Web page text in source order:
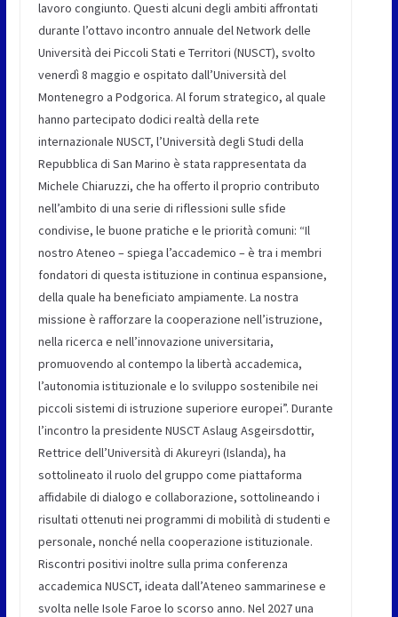
lavoro congiunto. Questi alcuni degli ambiti affrontati
durante l’ottavo incontro annuale del Network delle
Università dei Piccoli Stati e Territori (NUSCT), svolto
venerdì 8 maggio e ospitato dall’Università del
Montenegro a Podgorica. Al forum strategico, al quale
hanno partecipato dodici realtà della rete
internazionale NUSCT, l’Università degli Studi della
Repubblica di San Marino è stata rappresentata da
Michele Chiaruzzi, che ha offerto il proprio contributo
nell’ambito di una serie di riflessioni sulle sfide
condivise, le buone pratiche e le priorità comuni: “Il
nostro Ateneo – spiega l’accademico – è tra i membri
fondatori di questa istituzione in continua espansione,
della quale ha beneficiato ampiamente. La nostra
missione è rafforzare la cooperazione nell’istruzione,
nella ricerca e nell’innovazione universitaria,
promuovendo al contempo la libertà accademica,
l’autonomia istituzionale e lo sviluppo sostenibile nei
piccoli sistemi di istruzione superiore europei”. Durante
l’incontro la presidente NUSCT Aslaug Asgeirsdottir,
Rettrice dell’Università di Akureyri (Islanda), ha
sottolineato il ruolo del gruppo come piattaforma
affidabile di dialogo e collaborazione, sottolineando i
risultati ottenuti nei programmi di mobilità di studenti e
personale, nonché nella cooperazione istituzionale.
Riscontri positivi inoltre sulla prima conferenza
accademica NUSCT, ideata dall’Ateneo sammarinese e
svolta nelle Isole Faroe lo scorso anno. Nel 2027 una